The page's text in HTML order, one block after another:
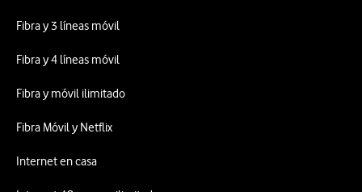
Fibra y 3 líneas móvil
Fibra y 4 líneas móvil
Fibra y móvil ilimitado
Fibra Móvil y Netflix
Internet en casa